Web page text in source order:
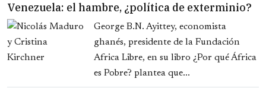
Venezuela: el hambre, ¿política de exterminio?
George B.N. Ayittey, economista
ghanés, presidente de la Fundación
Africa Libre, en su libro ¿Por qué África
es Pobre? plantea que...